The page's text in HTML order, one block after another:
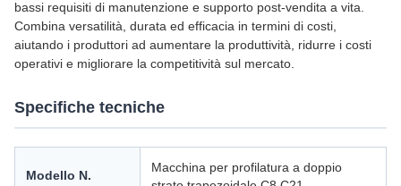
bassi requisiti di manutenzione e supporto post-vendita a vita.
Combina versatilità, durata ed efficacia in termini di costi,
aiutando i produttori ad aumentare la produttività, ridurre i costi
operativi e migliorare la competitività sul mercato.
Specifiche tecniche
Modello N.
Macchina per profilatura a doppio